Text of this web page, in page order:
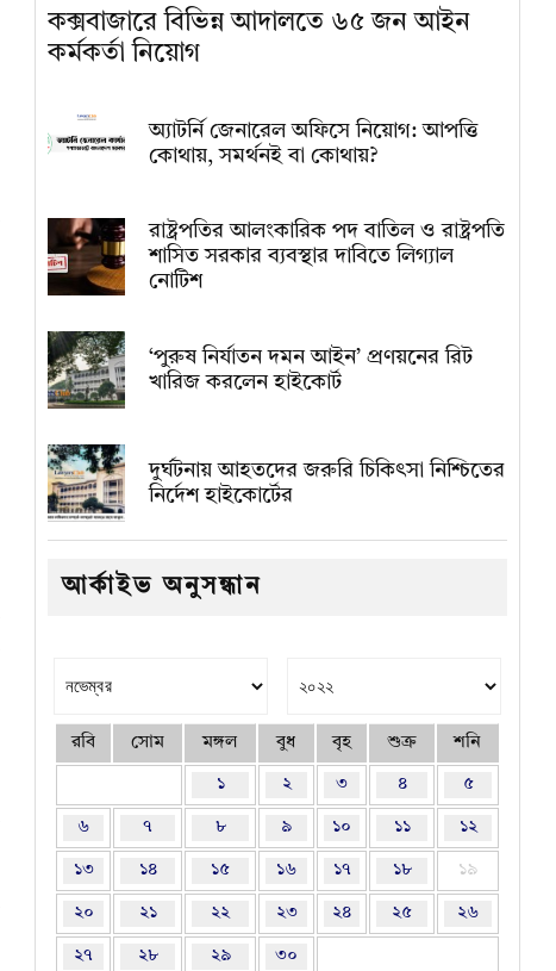
কক্সবাজারে বিভিন্ন আদালতে ৬৫ জন আইন
কর্মকর্তা নিয়োগ
অ্যাটর্নি জেনারেল অফিসে নিয়োগ: আপত্তি
কোথায়, সমর্থনই বা কোথায়?
রাষ্ট্রপতির আলংকারিক পদ বাতিল ও রাষ্ট্রপতি
শাসিত সরকার ব্যবস্থার দাবিতে লিগ্যাল
নোটিশ
‘পুরুষ নির্যাতন দমন আইন’ প্রণয়নের রিট
খারিজ করলেন হাইকোর্ট
দুর্ঘটনায় আহতদের জরুরি চিকিৎসা নিশ্চিতের
নির্দেশ হাইকোর্টের
আর্কাইভ অনুসন্ধান
রবি সোম মঙ্গল বুধ বৃহ শুক্র শনি
১ ২ ৩ ৪ ৫
৬ ৭ ৮ ৯ ১০ ১১ ১২
১৩ ১৪ ১৫ ১৬ ১৭ ১৮ ১৯
২০ ২১ ২২ ২৩ ২৪ ২৫ ২৬
২৭ ২৮ ২৯ ৩০